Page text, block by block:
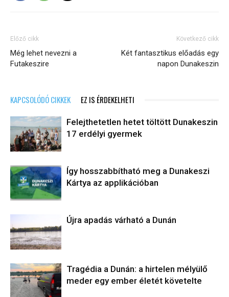
Előző cikk
Még lehet nevezni a
Futakeszire
Következő cikk
Két fantasztikus előadás egy
napon Dunakeszin
KAPCSOLÓDÓ CIKKEK EZ IS ÉRDEKELHETI
Felejthetetlen hetet töltött Dunakeszin
17 erdélyi gyermek
Így hosszabbítható meg a Dunakeszi
Kártya az applikációban
Újra apadás várható a Dunán
Tragédia a Dunán: a hirtelen mélyülő
meder egy ember életét követelte